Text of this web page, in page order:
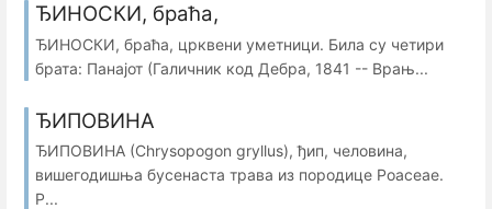
ЂИНОСКИ, браћа,
ЂИНОСКИ, браћа, црквени уметници. Била су четири
брата: Панајот (Галичник код Дебра, 1841 -- Врањ...
ЂИПОВИНА
ЂИПОВИНА (Chrysopogon gryllus), ђип, человина,
вишегодишња бусенаста трава из породице Poaceae.
Р...